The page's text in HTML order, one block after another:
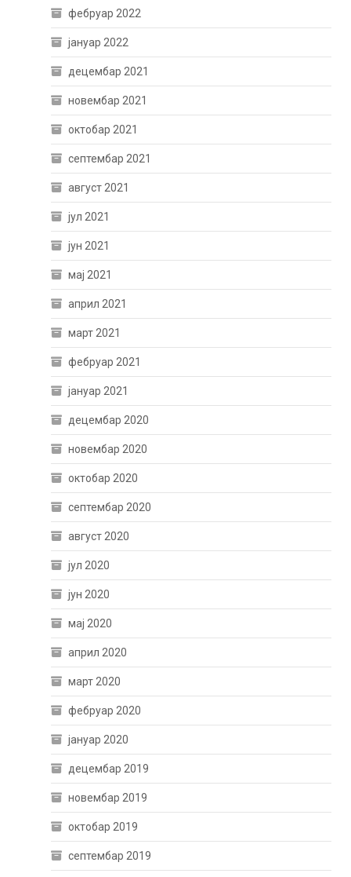
фебруар 2022
јануар 2022
децембар 2021
новембар 2021
октобар 2021
септембар 2021
август 2021
јул 2021
јун 2021
мај 2021
април 2021
март 2021
фебруар 2021
јануар 2021
децембар 2020
новембар 2020
октобар 2020
септембар 2020
август 2020
јул 2020
јун 2020
мај 2020
април 2020
март 2020
фебруар 2020
јануар 2020
децембар 2019
новембар 2019
октобар 2019
септембар 2019